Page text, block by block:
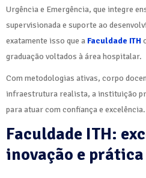
Urgência e Emergência, que integre
supervisionada e suporte ao
exatamente isso que a Faculdade ITH
graduação voltados à área hospitalar.
Com metodologias ativas, corpo
infraestrutura realista, a instituição
para atuar com confiança e excelência.
Faculdade ITH:
inovação e prática